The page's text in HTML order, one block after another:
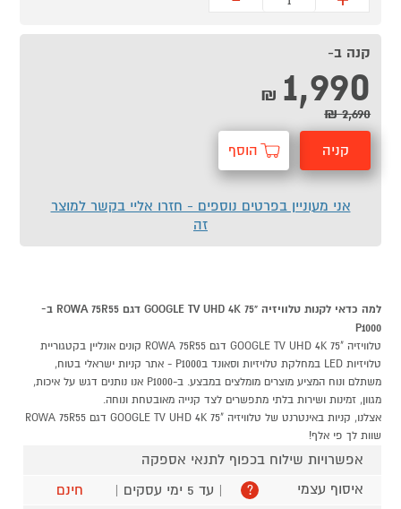
קנה ב-
1,990
₪
2,690 ₪
קניה הוסף
אני מעוניין בפרטים נוספים - חזרו אליי בקשר למוצר
זה
למה כדאי לקנות טלוויזיה "75 GOOGLE TV UHD 4K דגם ROWA 75R55 ב-
P1000
טלוויזיה "75 GOOGLE TV UHD 4K דגם ROWA 75R55 קונים אונליין בקטגוריית
טלויזיות LED במחלקת טלויזיות וסאונד בP1000 - אתר קניות ישראלי בטוח,
משתלם ונוח המציע מוצרים מומלצים במבצע. ב-P1000 אנו נותנים דגש על איכות,
מגוון, זמינות ושירות בלתי מתפשרים לצד קנייה מאובטחת ונוחה.
אצלנו, קניות באינטרנט של טלוויזיה "75 GOOGLE TV UHD 4K דגם ROWA 75R55
שוות לך פי אלף!
אפשרויות שילוח בכפוף לתנאי אספקה
איסוף עצמי
? | עד 5 ימי עסקים |
חינם